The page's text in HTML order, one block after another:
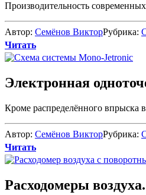
Производительность
Автор: Семёнов ВикторРубрика:
Читать
Электронная
Кроме распределённого впрыска
Автор: Семёнов ВикторРубрика:
Читать
Расходомеры